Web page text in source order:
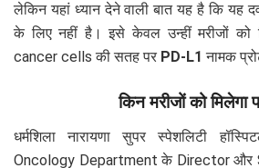
लेकिन यहां ध्यान देने वाली बात यह है कि यह
के लिए नहीं है। इसे केवल उन्हीं मरीजों को
cancer cells की सतह पर PD-L1 नामक
किन मरीजों को मिलेगा
धर्मशिला नारायणा सुपर स्पेशलिटी
Oncology Department के Director और